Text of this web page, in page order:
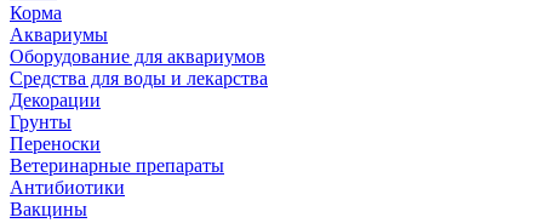
Корма
Аквариумы
Оборудование для аквариумов
Средства для воды и лекарства
Декорации
Грунты
Переноски
Ветеринарные препараты
Антибиотики
Вакцины